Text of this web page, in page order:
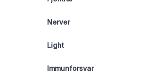
Nerver
Light
Immunforsvar